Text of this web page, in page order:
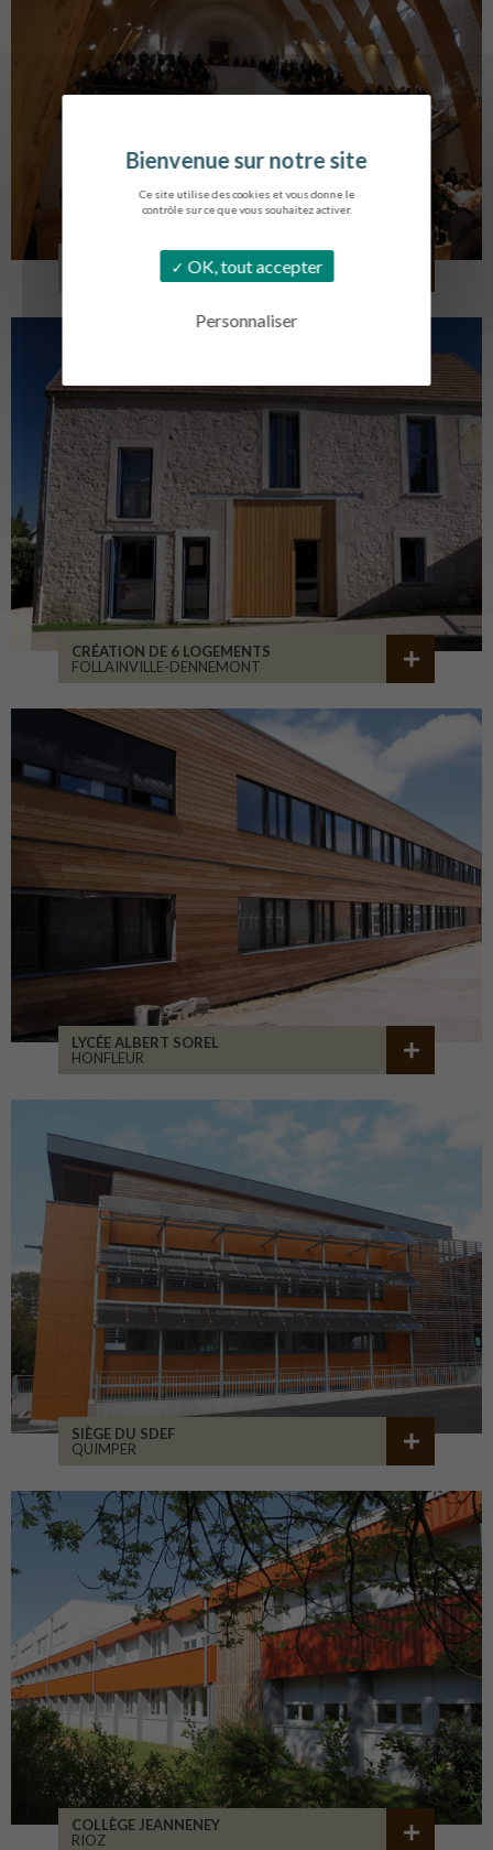
Ce site utilise des cookies et vous donne le
contrôle sur ce que vous souhaitez activer.
OK, tout accepter
Personnaliser
EGLISE SAINT VINCENT
LA TOURLANDRY
CRÉATION DE 6 LOGEMENTS
FOLLAINVILLE-DENNEMONT
LYCÉE ALBERT SOREL
HONFLEUR
SIÈGE DU SDEF
QUIMPER
COLLÈGE JEANNENEY
RIOZ